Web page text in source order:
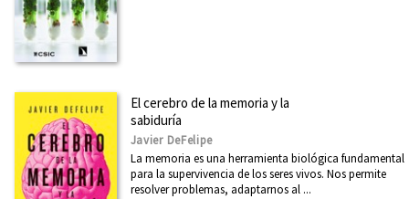
Ciencia
Cooperación y desarrollo
Diseño
Divulgación científica
Ecología
El cerebro de la memoria y la
sabiduría
Javier DeFelipe
La memoria es una herramienta biológica fundamental
para la supervivencia de los seres vivos. Nos permite
resolver problemas, adaptarnos al ...